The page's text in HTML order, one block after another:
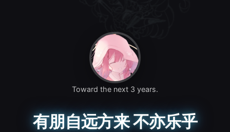
Toward the next 3 years.
有朋自远方来 不亦乐乎